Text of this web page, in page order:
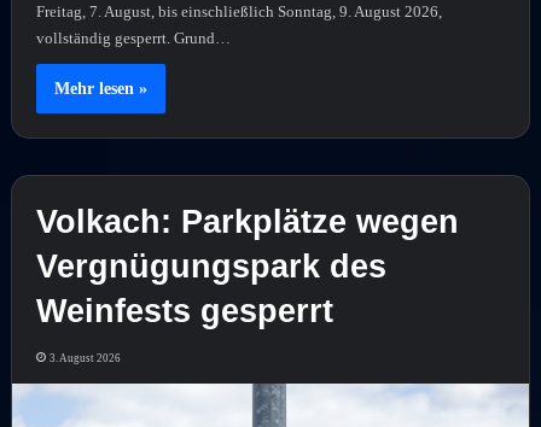
Freitag, 7. August, bis einschließlich Sonntag, 9. August 2026,
vollständig gesperrt. Grund…
Mehr lesen »
Volkach: Parkplätze wegen
Vergnügungspark des
Weinfests gesperrt
3. August 2026